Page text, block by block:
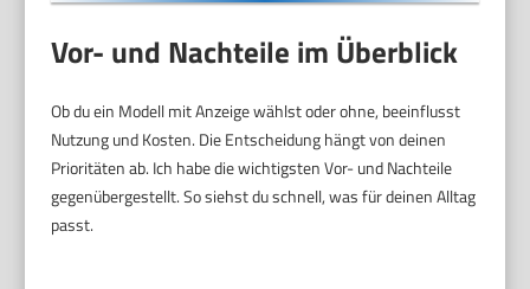
Vor- und Nachteile im Überblick
Ob du ein Modell mit Anzeige wählst oder ohne, beeinflusst
Nutzung und Kosten. Die Entscheidung hängt von deinen
Prioritäten ab. Ich habe die wichtigsten Vor- und Nachteile
gegenübergestellt. So siehst du schnell, was für deinen Alltag
passt.